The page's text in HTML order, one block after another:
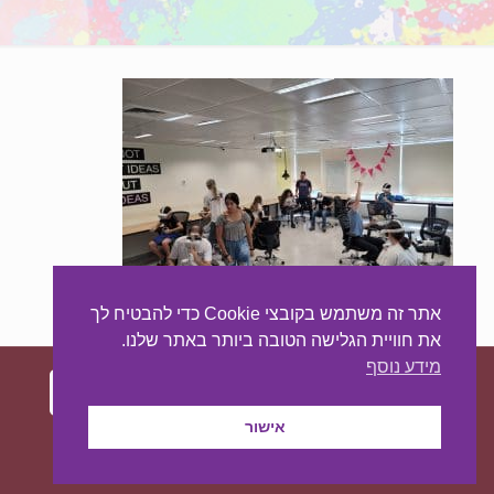
עיצוב ובניית האתר:מאסטר סייט - יצירת נוכחות
באינטרנט
אתר זה משתמש בקובצי Cookie כדי להבטיח לך
את חוויית הגלישה הטובה ביותר באתר שלנו.
מידע נוסף
אישור